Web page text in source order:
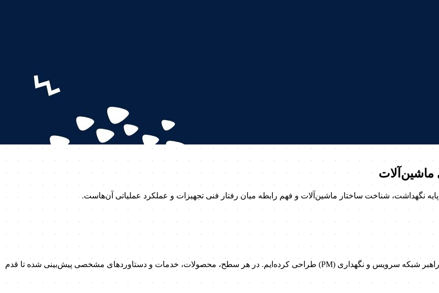
نگهداشت، شناخت ساختار ماشین‌آلات و فهم رابطه میان رفتار فنی تجهیزات و عملکرد عملیاتی آن‌هاست.
در ماشین یار، مسیر روشنی برای رشد تو از یک تازه‌وارد تا یک متخصص و راهبر شبکه سرویس و نگهداری (PM) طراحی کرده‌ایم. در هر سطح، محصولات، خدمات و دستاوردهای مشخصی پیش‌بینی شده تا قدم